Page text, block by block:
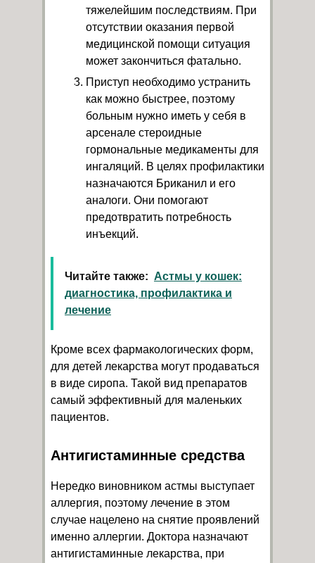
тяжелейшим последствиям. При
отсутствии оказания первой
медицинской помощи ситуация
может закончиться фатально.
Приступ необходимо устранить
как можно быстрее, поэтому
больным нужно иметь у себя в
арсенале стероидные
гормональные медикаменты для
ингаляций. В целях профилактики
назначаются Бриканил и его
аналоги. Они помогают
предотвратить потребность
инъекций.
Читайте также: Астмы у кошек:
диагностика, профилактика и
лечение
Кроме всех фармакологических форм,
для детей лекарства могут продаваться
в виде сиропа. Такой вид препаратов
самый эффективный для маленьких
пациентов.
Антигистаминные средства
Нередко виновником астмы выступает
аллергия, поэтому лечение в этом
случае нацелено на снятие проявлений
именно аллергии. Доктора назначают
антигистаминные лекарства, при